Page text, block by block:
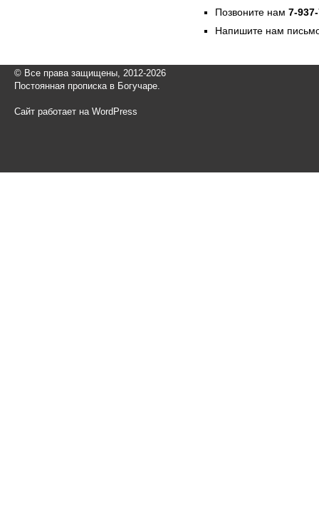
Позвоните нам 7-
Напишите нам
© Все права защищены, 2012-2026
Постоянная прописка в Богучаре.
Сайт работает на WordPress